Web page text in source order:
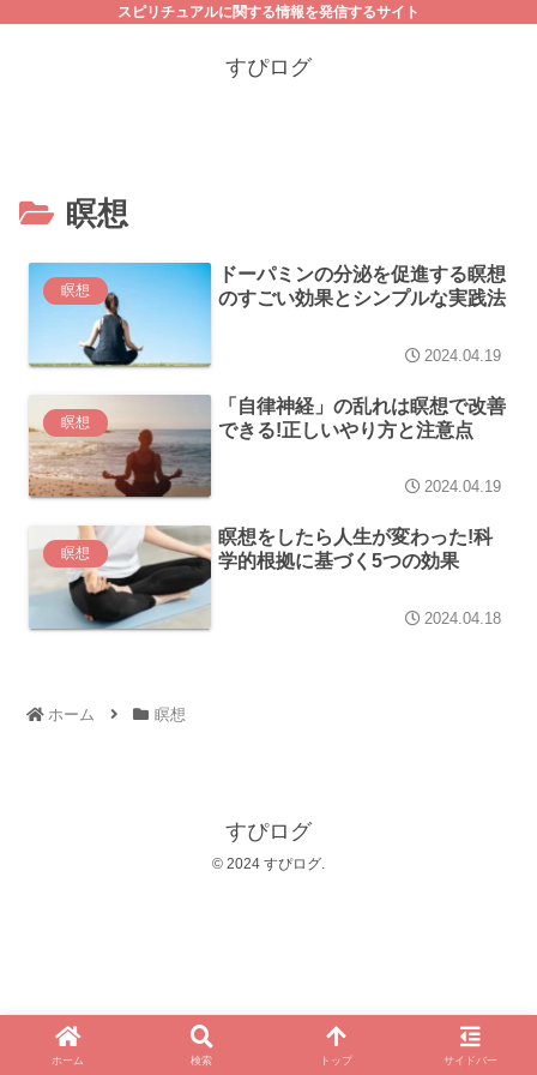
スピリチュアルに関する情報を発信するサイト
すぴログ
瞑想
瞑想
ドーパミンの分泌を促進する瞑想
のすごい効果とシンプルな実践法
2024.04.19
瞑想
「自律神経」の乱れは瞑想で改善
できる!正しいやり方と注意点
2024.04.19
瞑想
瞑想をしたら人生が変わった!科
学的根拠に基づく5つの効果
2024.04.18
ホーム 瞑想
すぴログ
© 2024 すぴログ.
ホーム 検索 トップ サイドバー